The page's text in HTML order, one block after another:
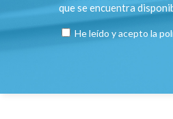
que se encuentra
He leído y acepto la